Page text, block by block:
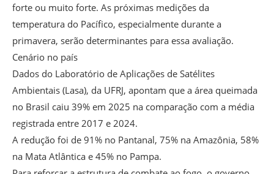
forte ou muito forte. As próximas medições da
temperatura do Pacífico, especialmente durante a
primavera, serão determinantes para essa avaliação.
Cenário no país
Dados do Laboratório de Aplicações de Satélites
Ambientais (Lasa), da UFRJ, apontam que a área queimada
no Brasil caiu 39% em 2025 na comparação com a média
registrada entre 2017 e 2024.
A redução foi de 91% no Pantanal, 75% na Amazônia, 58%
na Mata Atlântica e 45% no Pampa.